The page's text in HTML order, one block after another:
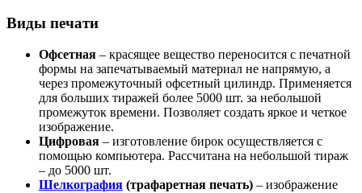
Виды печати
Офсетная – красящее вещество переносится с печатной
формы на запечатываемый материал не напрямую, а
через промежуточный офсетный цилиндр. Применяется
для больших тиражей более 5000 шт. за небольшой
промежуток времени. Позволяет создать яркое и четкое
изображение.
Цифровая – изготовление бирок осуществляется с
помощью компьютера. Рассчитана на небольшой тираж
– до 5000 шт.
Шелкография (трафаретная печать) – изображение